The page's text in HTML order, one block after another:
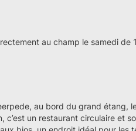
au champ le samedi de
au bord du grand étang,
un restaurant circulaire et